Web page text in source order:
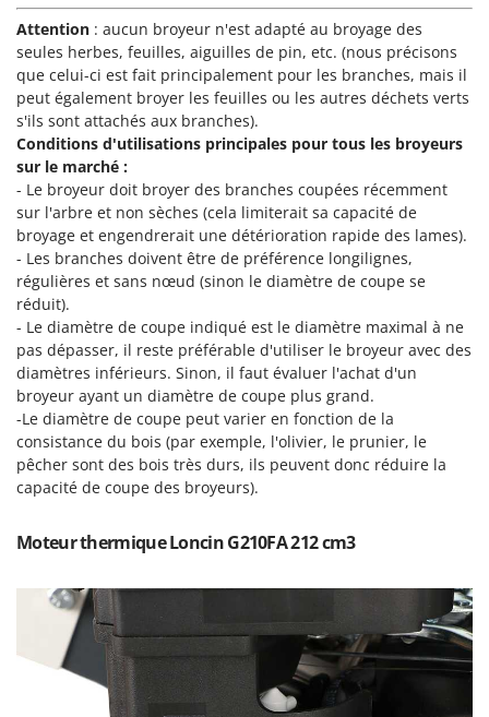
N
Nettoyeurs et Balais à vapeur
Nettoyeurs haute pression
Nettoyeurs tapis, moquettes et tapisseries
P
Peignes vibreurs et Secoueurs à olives
Pelles rétros pour tracteur
Perches Élagueuses
Pétrins à Spirale
Piscines
Planteuses de pommes de terre pour tracteur
Plateaux de coupe pour tracteur
Plumeuses
Pompes d'irrigation à tracteur
Pompes de transfert
Pompes immergées électriques
Postes à souder
Presses à pellets
Pressoirs à fruits
Pressoirs à Raisin
Fimar
FINI
Fiorentini
Fiskars
Flymo
Fontana Forni
Forest Master
Francini
G
G3 Ferrari
Gardena
Garofalo
GeoTech
GeoTech Pro
Gierre
Gipeco
GRAEF
Gre
GreenBay
Greenworks
Attention : aucun broyeur n'est adapté au broyage des
seules herbes, feuilles, aiguilles de pin, etc. (nous précisons
que celui-ci est fait principalement pour les branches, mais il
peut également broyer les feuilles ou les autres déchets verts
s'ils sont attachés aux branches).
Conditions d'utilisations principales pour tous les broyeurs
sur le marché :
- Le broyeur doit broyer des branches coupées récemment
sur l'arbre et non sèches (cela limiterait sa capacité de
broyage et engendrerait une détérioration rapide des lames).
- Les branches doivent être de préférence longilignes,
régulières et sans nœud (sinon le diamètre de coupe se
réduit).
- Le diamètre de coupe indiqué est le diamètre maximal à ne
pas dépasser, il reste préférable d'utiliser le broyeur avec des
diamètres inférieurs. Sinon, il faut évaluer l'achat d'un
broyeur ayant un diamètre de coupe plus grand.
-Le diamètre de coupe peut varier en fonction de la
consistance du bois (par exemple, l'olivier, le prunier, le
pêcher sont des bois très durs, ils peuvent donc réduire la
capacité de coupe des broyeurs).
Moteur thermique Loncin G210FA 212 cm3